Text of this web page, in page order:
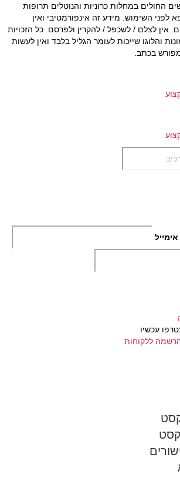
החולים במחלות כרוניות והנוטלים תרופות
לפני השימוש. מידע זה אינפורמטיבי ואין
אין לצלם / לשכפל / להקרין ולפרסם. כל הזכויות
והלוגו שייכות לעומר הגליל בלבד ואין לעשות
בכתב.
עכשיו
ללקוחות